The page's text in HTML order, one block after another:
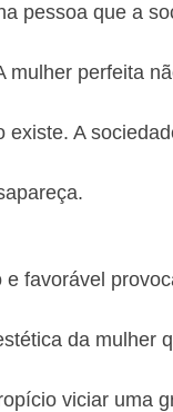
pessoa que a
mulher perfeita
existe. A
e favorável
da mulher
viciar uma